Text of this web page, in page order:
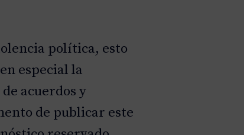
política, esto
especial la
acuerdos y
de publicar este